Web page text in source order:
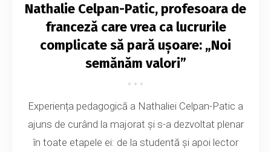
Nathalie Celpan-Patic, profesoara de
franceză care vrea ca lucrurile
complicate să pară ușoare: „Noi
semănăm valori”
Experiența pedagogică a Nathaliei Celpan-Patic a
ajuns de curând la majorat și s-a dezvoltat plenar
în toate etapele ei: de la studentă și apoi lector